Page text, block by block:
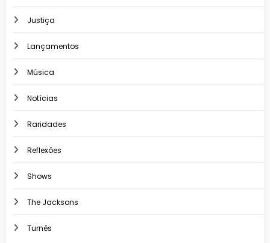
Justiça
Lançamentos
Música
Notícias
Raridades
Reflexões
Shows
The Jacksons
Turnês